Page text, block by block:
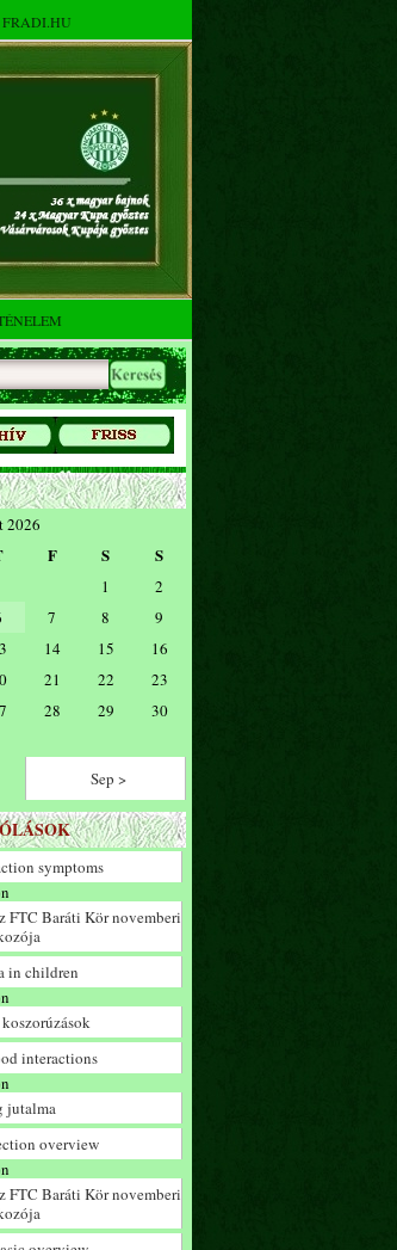
FRADI.HU
2026
F S S
1
2
7 8
9
14 15
16
21 22
23
28 29
30
Sep >
symptoms
FTC Baráti Kör novemberi
in children
interactions
jutalma
overview
FTC Baráti Kör novemberi